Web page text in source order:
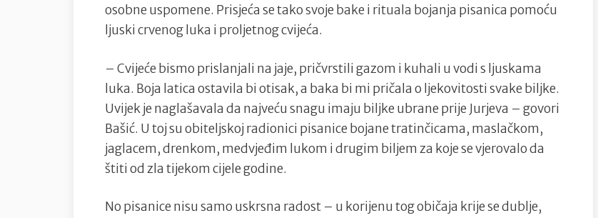
osobne uspomene. Prisjeća se tako svoje bake i rituala bojanja pisanica pomoću
ljuski crvenog luka i proljetnog cvijeća.
– Cvijeće bismo prislanjali na jaje, pričvrstili gazom i kuhali u vodi s ljuskama
luka. Boja latica ostavila bi otisak, a baka bi mi pričala o ljekovitosti svake biljke.
Uvijek je naglašavala da najveću snagu imaju biljke ubrane prije Jurjeva – govori
Bašić. U toj su obiteljskoj radionici pisanice bojane tratinčicama, maslačkom,
jaglacem, drenkom, medvjeđim lukom i drugim biljem za koje se vjerovalo da
štiti od zla tijekom cijele godine.
No pisanice nisu samo uskrsna radost – u korijenu tog običaja krije se dublje,